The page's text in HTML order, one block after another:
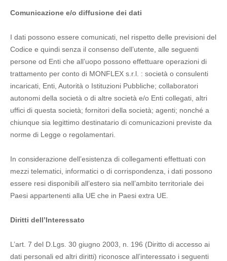
Comunicazione e/o diffusione dei dati
I dati possono essere comunicati, nel rispetto delle previsioni del
Codice e quindi senza il consenso dell’utente, alle seguenti
persone od Enti che all’uopo possono effettuare operazioni di
trattamento per conto di MONFLEX s.r.l. : società o consulenti
incaricati, Enti, Autorità o Istituzioni Pubbliche; collaboratori
autonomi della società o di altre società e/o Enti collegati, altri
uffici di questa società; fornitori della società; agenti; nonché a
chiunque sia legittimo destinatario di comunicazioni previste da
norme di Legge o regolamentari.
In considerazione dell’esistenza di collegamenti effettuati con
mezzi telematici, informatici o di corrispondenza, i dati possono
essere resi disponibili all’estero sia nell’ambito territoriale dei
Paesi appartenenti alla UE che in Paesi extra UE.
Diritti dell’Interessato
L’art. 7 del D.Lgs. 30 giugno 2003, n. 196 (Diritto di accesso ai
dati personali ed altri diritti) riconosce all’interessato i seguenti